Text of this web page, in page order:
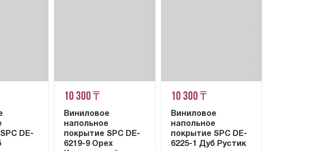
DE-
10 300 ₸
Виниловое
напольное
покрытие SPC DE-
6219-9 Орех
10 300 ₸
Виниловое
напольное
покрытие SPC DE-
6225-1 Дуб Рустик